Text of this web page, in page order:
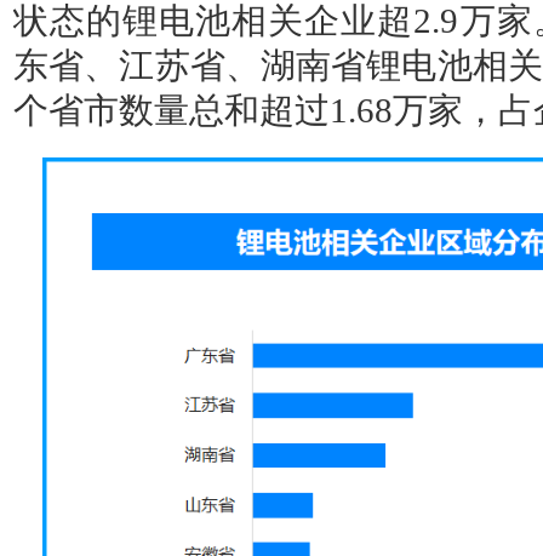
状态的锂电池相关企业超2.9万
东省、江苏省、湖南省锂电池相
个省市数量总和超过1.68万家，